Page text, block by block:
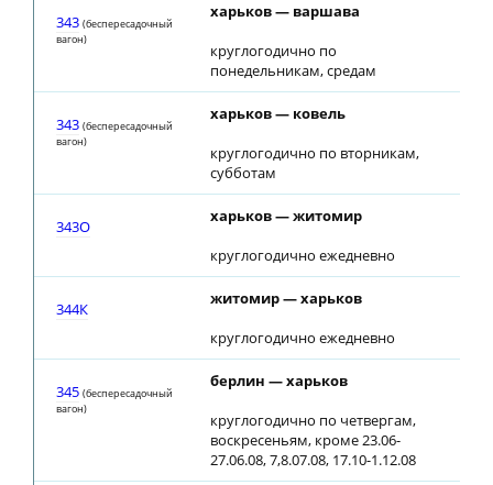
343 (беспересадочный
вагон)
харьков — варшава
круглогодично по
понедельникам, средам
343 (беспересадочный
вагон)
харьков — ковель
круглогодично по вторникам,
субботам
343О
харьков — житомир
круглогодично ежедневно
344К
житомир — харьков
круглогодично ежедневно
345 (беспересадочный
вагон)
берлин — харьков
круглогодично по четвергам,
воскресеньям, кроме 23.06-
27.06.08, 7,8.07.08, 17.10-1.12.08